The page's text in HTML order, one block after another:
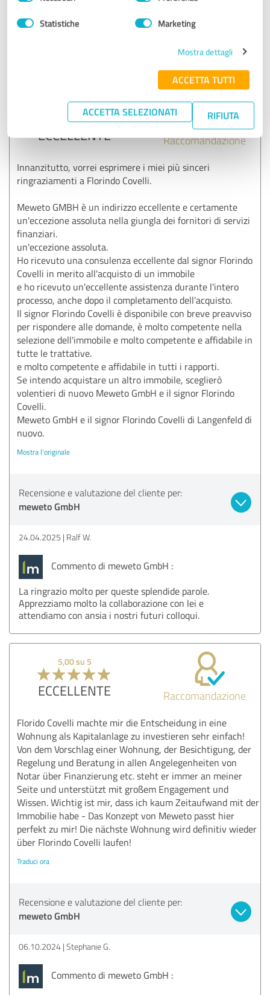
del
Statistiche Marketing
Mostra dettagli
ACCETTA TUTTI
ACCETTA SELEZIONATI RIFIUTA
momento giusto.
5,00 su 5
ECCELLENTE Raccomandazione
Innanzitutto, vorrei esprimere i miei più sinceri
ringraziamenti a Florindo Covelli.
Meweto GMBH è un indirizzo eccellente e certamente
un'eccezione assoluta nella giungla dei fornitori di servizi
finanziari.
un'eccezione assoluta.
Ho ricevuto una consulenza eccellente dal signor Florindo
Covelli in merito all'acquisto di un immobile
e ho ricevuto un'eccellente assistenza durante l'intero
processo, anche dopo il completamento dell'acquisto.
Il signor Florindo Covelli è disponibile con breve preavviso
per rispondere alle domande, è molto competente nella
selezione dell'immobile e molto competente e affidabile in
tutte le trattative.
e molto competente e affidabile in tutti i rapporti.
Se intendo acquistare un altro immobile, sceglierò
volentieri di nuovo Meweto GmbH e il signor Florindo
Covelli.
Meweto GmbH e il signor Florindo Covelli di Langenfeld di
nuovo.
Mostra l'originale
Recensione e valutazione del cliente per:
meweto GmbH
24.04.2025 Ralf W.
Commento di meweto GmbH :
La ringrazio molto per queste splendide parole.
Apprezziamo molto la collaborazione con lei e
attendiamo con ansia i nostri futuri colloqui.
5,00 su 5
ECCELLENTE Raccomandazione
Florido Covelli machte mir die Entscheidung in eine
Wohnung als Kapitalanlage zu investieren sehr einfach!
Von dem Vorschlag einer Wohnung, der Besichtigung, der
Regelung und Beratung in allen Angelegenheiten von
Notar über Finanzierung etc. steht er immer an meiner
Seite und unterstützt mit großem Engagement und
Wissen. Wichtig ist mir, dass ich kaum Zeitaufwand mit der
Immobilie habe - Das Konzept von Meweto passt hier
perfekt zu mir! Die nächste Wohnung wird definitiv wieder
über Florindo Covelli laufen!
Traduci ora
Recensione e valutazione del cliente per:
meweto GmbH
06.10.2024 Stephanie G.
Commento di meweto GmbH :